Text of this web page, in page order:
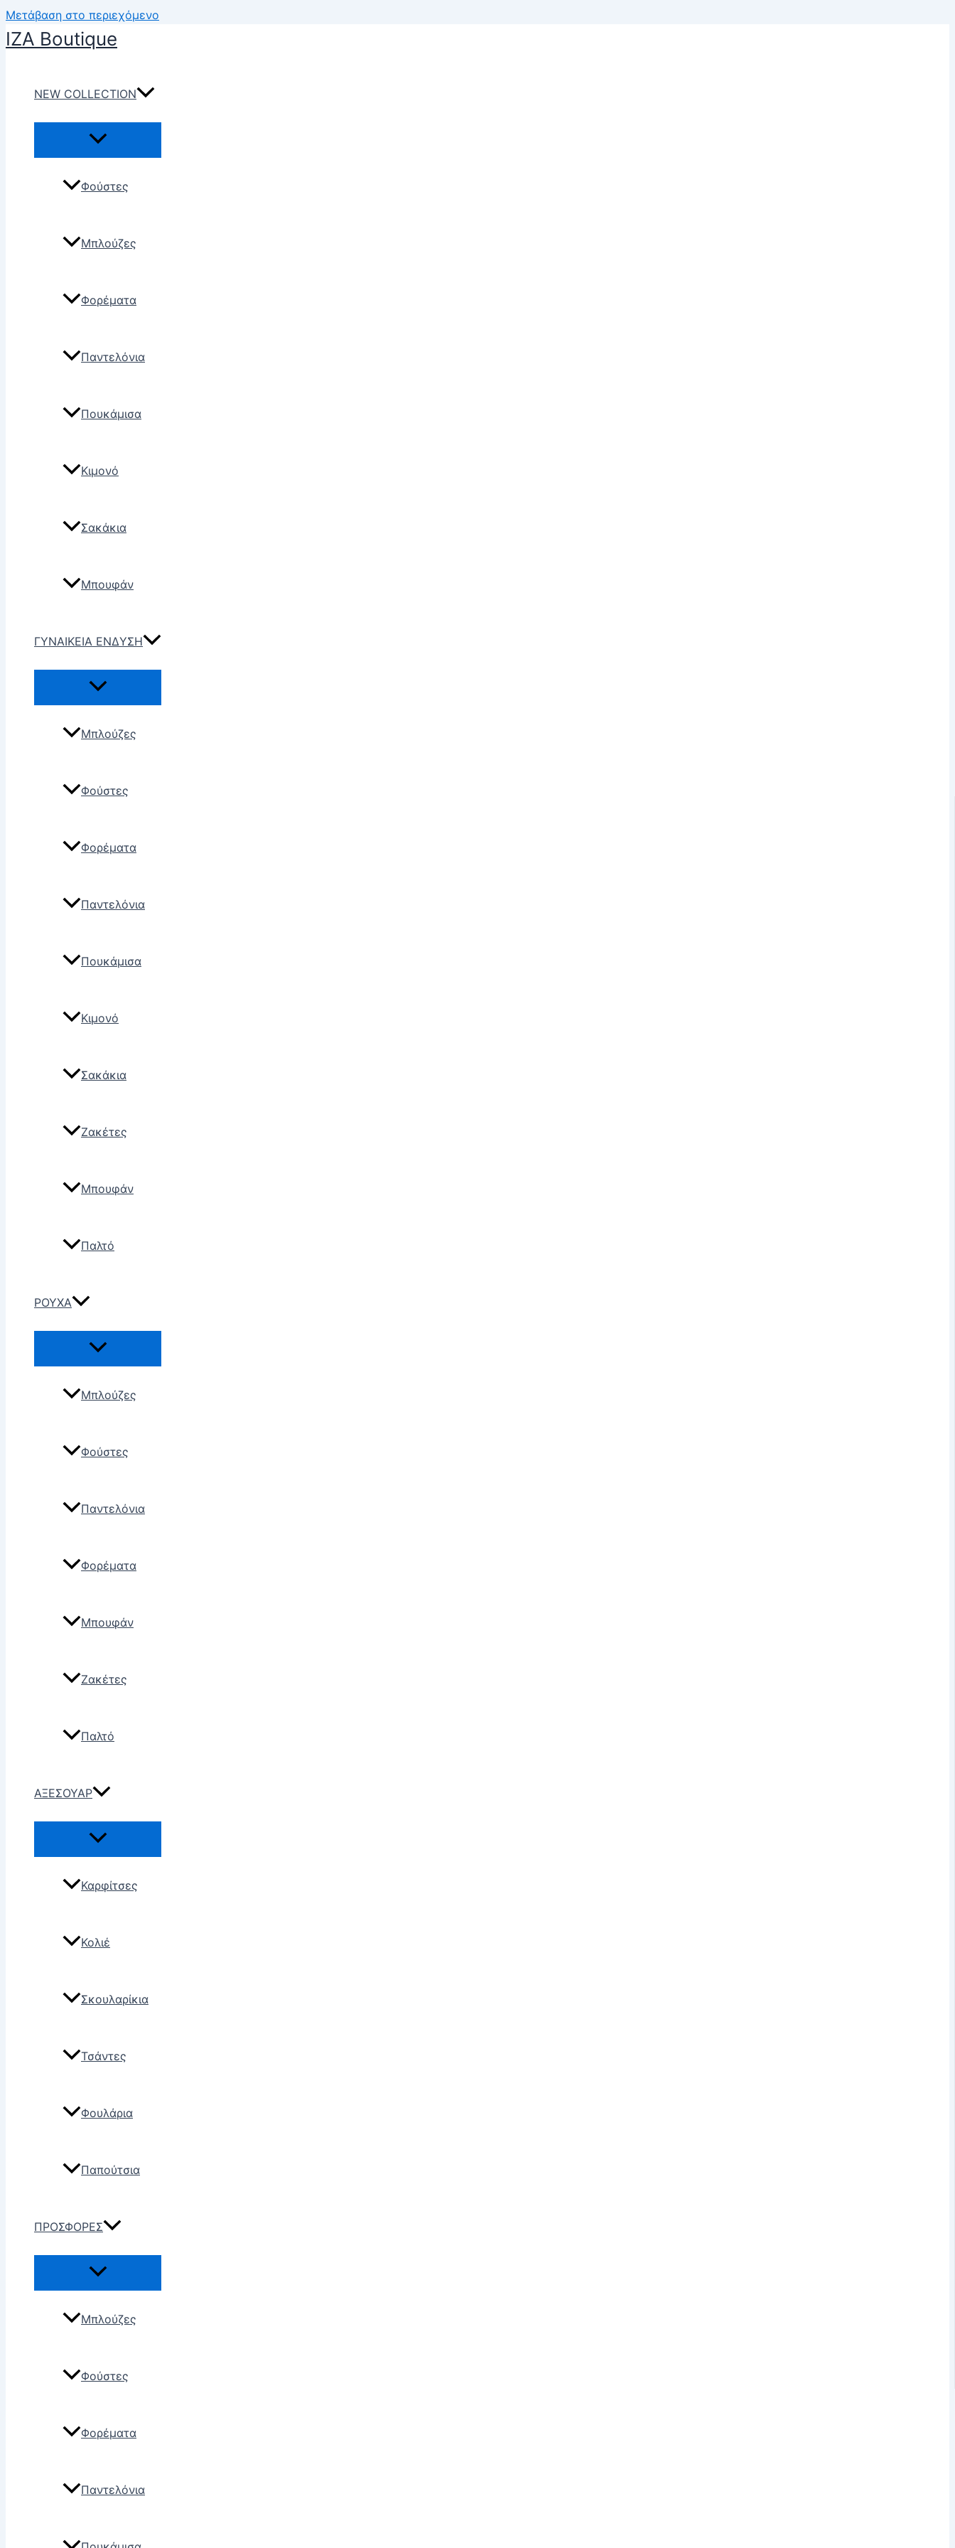
Μετάβαση στο περιεχόμενο
IZA Boutique
NEW COLLECTION
Φούστες
Μπλούζες
Φορέματα
Παντελόνια
Πουκάμισα
Κιμονό
Σακάκια
Μπουφάν
ΓΥΝΑΙΚΕΙΑ ΕΝΔΥΣΗ
Μπλούζες
Φούστες
Φορέματα
Παντελόνια
Πουκάμισα
Κιμονό
Σακάκια
Ζακέτες
Μπουφάν
Παλτό
ΡΟΥΧΑ
Μπλούζες
Φούστες
Παντελόνια
Φορέματα
Μπουφάν
Ζακέτες
Παλτό
ΑΞΕΣΟΥΑΡ
Καρφίτσες
Κολιέ
Σκουλαρίκια
Τσάντες
Φουλάρια
Παπούτσια
ΠΡΟΣΦΟΡΕΣ
Μπλούζες
Φούστες
Φορέματα
Παντελόνια